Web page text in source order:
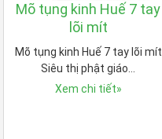
Mõ tụng kinh Huế 7 tay
lõi mít
Mõ tụng kinh Huế 7 tay lõi mít
Siêu thị phật giáo…
Xem chi tiết»